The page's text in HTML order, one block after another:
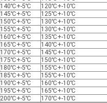
140℃+-5℃
120℃+-10℃
145℃+-5℃
125℃+-10℃
150℃+-5℃
130℃+-10℃
155℃+-5℃
130℃+-10℃
160℃+-5℃
135℃+-10℃
165℃+-5℃
140℃+-10℃
170℃+-5℃
145℃+-10℃
175℃+-5℃
150℃+-10℃
180℃+-5℃
155℃+-10℃
185℃+-5℃
155℃+-10℃
190℃+-5℃
160℃+-10℃
195℃+-5℃
165℃+-10℃
200℃+-5℃ 170℃+-10℃